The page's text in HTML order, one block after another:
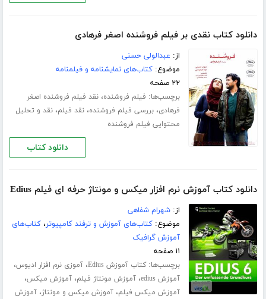
دانلود کتاب نقدی بر فیلم فروشنده اصغر فرهادی
از: عبدالولی حسنی
موضوع:کتاب‌های نمایشنامه و فیلمنامه
۲۲ صفحه
برچسب‌ها: فیلم فروشنده،نقد فیلم فروشنده اصغر
فرهادی،بررسی فیلم فروشنده،نقد فیلم،نقد و تحلیل
محتوایی فیلم فروشنده
دانلود کتاب
دانلود کتاب آموزش نرم افزار میکس و مونتاژ حرفه ای فیلم Edius
از:شهرام شفاهی
موضوع:کتاب‌های آموزش و ترفند کامپیوتر،کتاب‌های
آموزش گرافیک
۱۱ صفحه
برچسب‌ها:کتاب آموزش Edius ،آموزی نرم افزار ادیوس،
آموزش edius ،آموزش مونتاژ فیلم،آموزش میکس،
آموزش میکس فیلم،آموزش میکس و مونتاژ،آموزش